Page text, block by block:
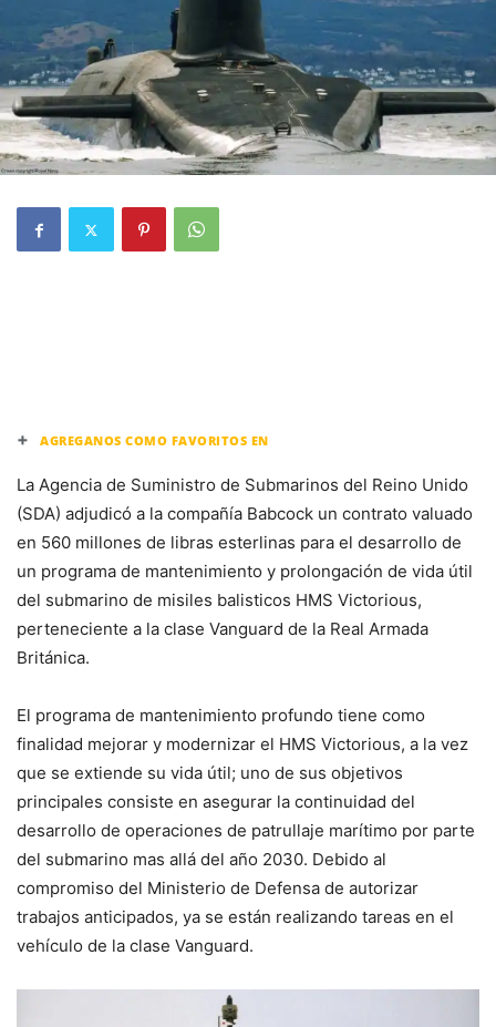
+ AGREGANOS COMO FAVORITOS EN
La Agencia de Suministro de Submarinos del Reino Unido
(SDA) adjudicó a la compañía Babcock un contrato valuado
en 560 millones de libras esterlinas para el desarrollo de
un programa de mantenimiento y prolongación de vida útil
del submarino de misiles balisticos HMS Victorious,
perteneciente a la clase Vanguard de la Real Armada
Británica.
El programa de mantenimiento profundo tiene como
finalidad mejorar y modernizar el HMS Victorious, a la vez
que se extiende su vida útil; uno de sus objetivos
principales consiste en asegurar la continuidad del
desarrollo de operaciones de patrullaje marítimo por parte
del submarino mas allá del año 2030. Debido al
compromiso del Ministerio de Defensa de autorizar
trabajos anticipados, ya se están realizando tareas en el
vehículo de la clase Vanguard.